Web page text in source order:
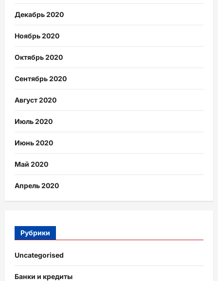
Декабрь 2020
Ноябрь 2020
Октябрь 2020
Сентябрь 2020
Август 2020
Июль 2020
Июнь 2020
Май 2020
Апрель 2020
Рубрики
Uncategorised
Банки и кредиты